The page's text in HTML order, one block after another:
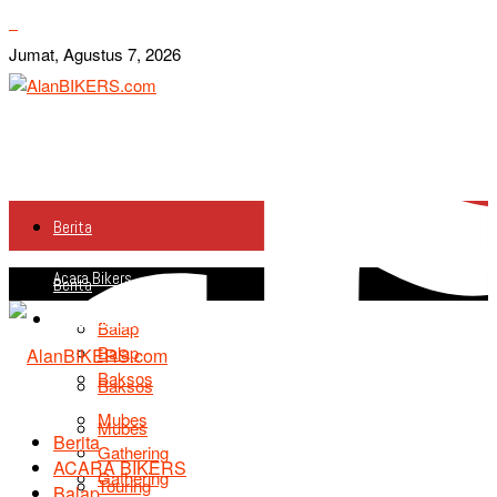
Jumat, Agustus 7, 2026
Berita
Acara Bikers
Balap
Baksos
Mubes
Gathering
Berita
Acara Bikers
Balap
Baksos
Mubes
Gathering
Touring
Berita
ACARA BIKERS